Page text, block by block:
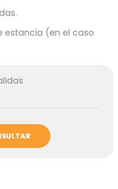
estancia (en el caso